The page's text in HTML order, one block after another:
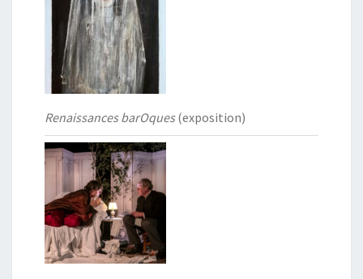
Renaissances barOques(exposition)